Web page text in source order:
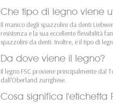
Che tipo di legno viene
Il manico degli spazzolini da denti
resistenza e la sua eccellente flessibilità
spazzolini da denti. Inoltre, è il tipo di
Da dove viene il legno?
Il legno FSC proviene principalmente dal
dall'Oberland zurighese.
Cosa significa l'etichetta